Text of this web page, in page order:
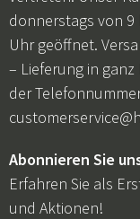
donnerstags von 9
Uhr geöffnet.
– Lieferung in
der
Abonnieren Sie
Erfahren Sie als
und Aktionen!